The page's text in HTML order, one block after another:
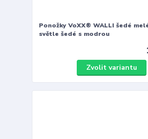
Ponožky VoXX® WALLI šedé
světle šedé s modrou
Zvolit variantu